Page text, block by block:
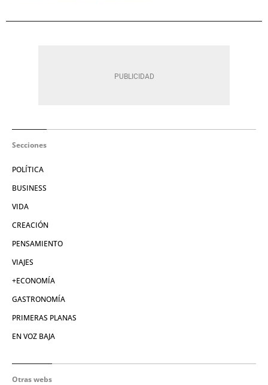
Secciones
POLÍTICA
BUSINESS
VIDA
CREACIÓN
PENSAMIENTO
VIAJES
+ECONOMÍA
GASTRONOMÍA
PRIMERAS PLANAS
EN VOZ BAJA
Otras webs